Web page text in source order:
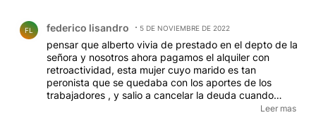
FL federico lisandro 5 DE NOVIEMBRE DE 2022
pensar que alberto vivia de prestado en el depto de la
señora y nosotros ahora pagamos el alquiler con
retroactividad, esta mujer cuyo marido es tan
peronista que se quedaba con los aportes de los
trabajadores , y salio a cancelar la deuda cuando
Leer mas